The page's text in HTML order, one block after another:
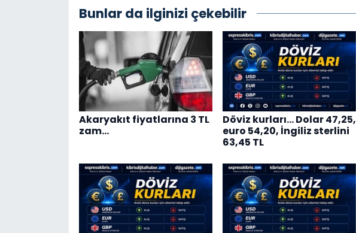
Bunlar da ilginizi çekebilir
Akaryakıt fiyatlarına 3 TL
zam…
Döviz kurları… Dolar 47,25,
euro 54,20, İngiliz sterlini
63,45 TL